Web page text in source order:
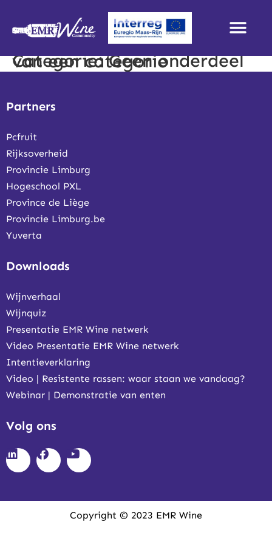
Categorie:
Geen onderdeel van een categorie
Partners
Pcfruit
Rijksoverheid
Provincie Limburg
Hogeschool PXL
Province de Liège
Provincie Limburg.be
Yuverta
Downloads
Wijnverhaal
Wijnquiz
Presentatie EMR Wine netwerk
Video Presentatie EMR Wine netwerk
Intentieverklaring
Video | Resistente rassen: waar staan we vandaag?
Webinar | Demonstratie van enten
Volg ons
Copyright © 2023 EMR Wine